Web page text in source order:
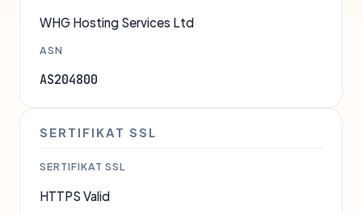
WHG Hosting Services Ltd
ASN
AS204800
SERTIFIKAT SSL
SERTIFIKAT SSL
HTTPS Valid